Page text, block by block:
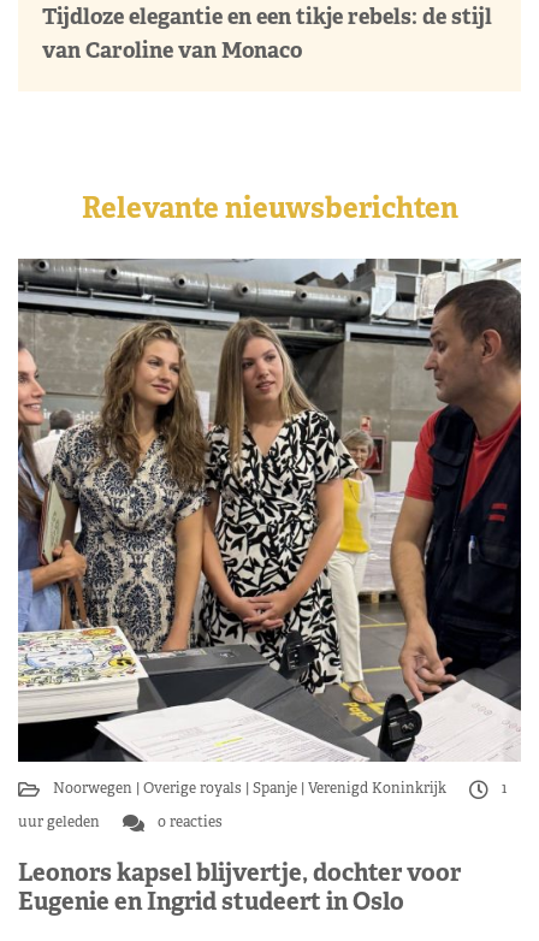
Tijdloze elegantie en een tikje rebels: de stijl
van Caroline van Monaco
Relevante nieuwsberichten
Noorwegen Overige royals Spanje Verenigd Koninkrijk
1
uur geleden
0 reacties
Leonors kapsel blijvertje, dochter voor
Eugenie en Ingrid studeert in Oslo